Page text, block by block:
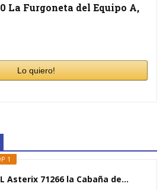
La Furgoneta del Equipo A,
Lo quiero!
1
Asterix 71266 la Cabaña de...